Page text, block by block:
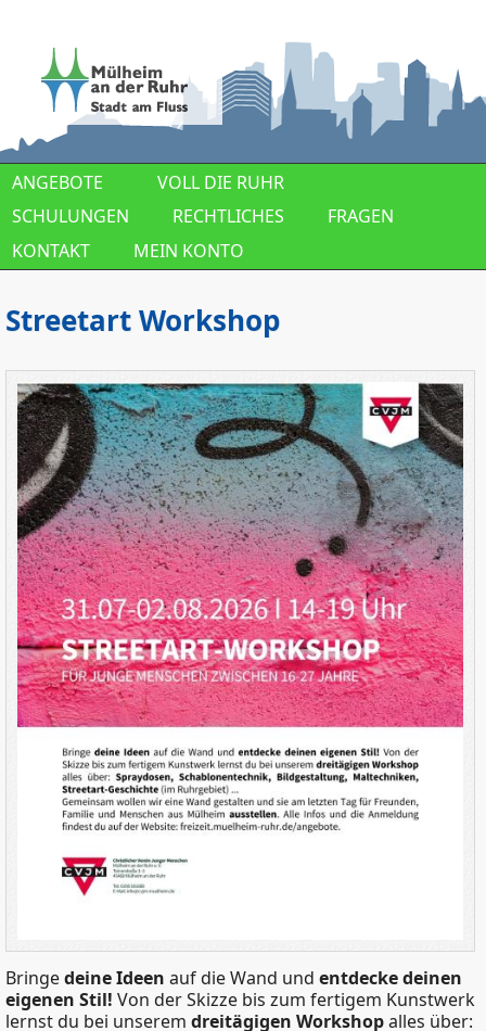
ANGEBOTE
VOLL DIE RUHR
SCHULUNGEN
RECHTLICHES
FRAGEN
KONTAKT
MEIN KONTO
Streetart Workshop
Bringedeine Ideen auf die Wand und entdecke deinen
eigenen Stil! Von der Skizze bis zum fertigem Kunstwerk
lernst du bei unserem dreitägigen Workshopalles über: